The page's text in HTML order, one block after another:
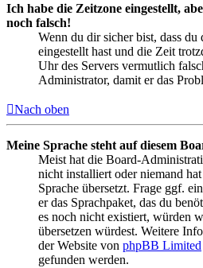
Ich habe die Zeitzone eingestellt,
noch falsch!
Wenn du dir sicher bist, dass
eingestellt hast und die Zeit
Uhr des Servers vermutlich
Administrator, damit er das
Nach oben
Meine Sprache steht auf diesem
Meist hat die Board-
nicht installiert oder niemand
Sprache übersetzt. Frage ggf.
er das Sprachpaket, das du
es noch nicht existiert, würden
übersetzen würdest. Weitere
der Website von phpBB Limited
gefunden werden.